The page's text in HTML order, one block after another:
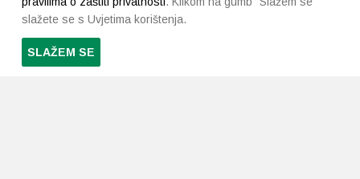
slažete se s Uvjetima korištenja.
SLAŽEM SE